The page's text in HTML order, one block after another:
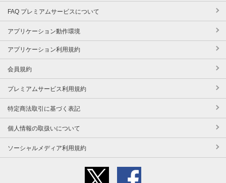
FAQ プレミアムサービスについて
アプリケーション動作環境
アプリケーション利用規約
会員規約
プレミアムサービス利用規約
特定商法取引に基づく表記
個人情報の取扱いについて
ソーシャルメディア利用規約